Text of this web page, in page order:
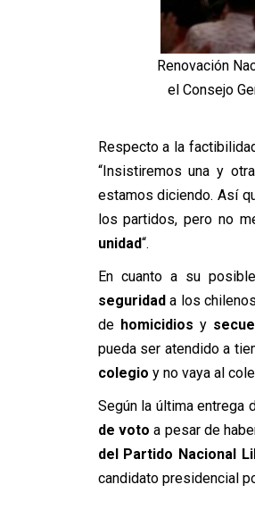
Renovación
el Consejo
Respecto a la
“Insistiremos una y
estamos diciendo. Así
los partidos, pero no
unidad“.
En cuanto a su posible
seguridada los
dehomicidios y
pueda ser atendido a
colegio y no vaya al
Según la última entrega
de voto a pesar de
del Partido Nacional
candidato presidencial